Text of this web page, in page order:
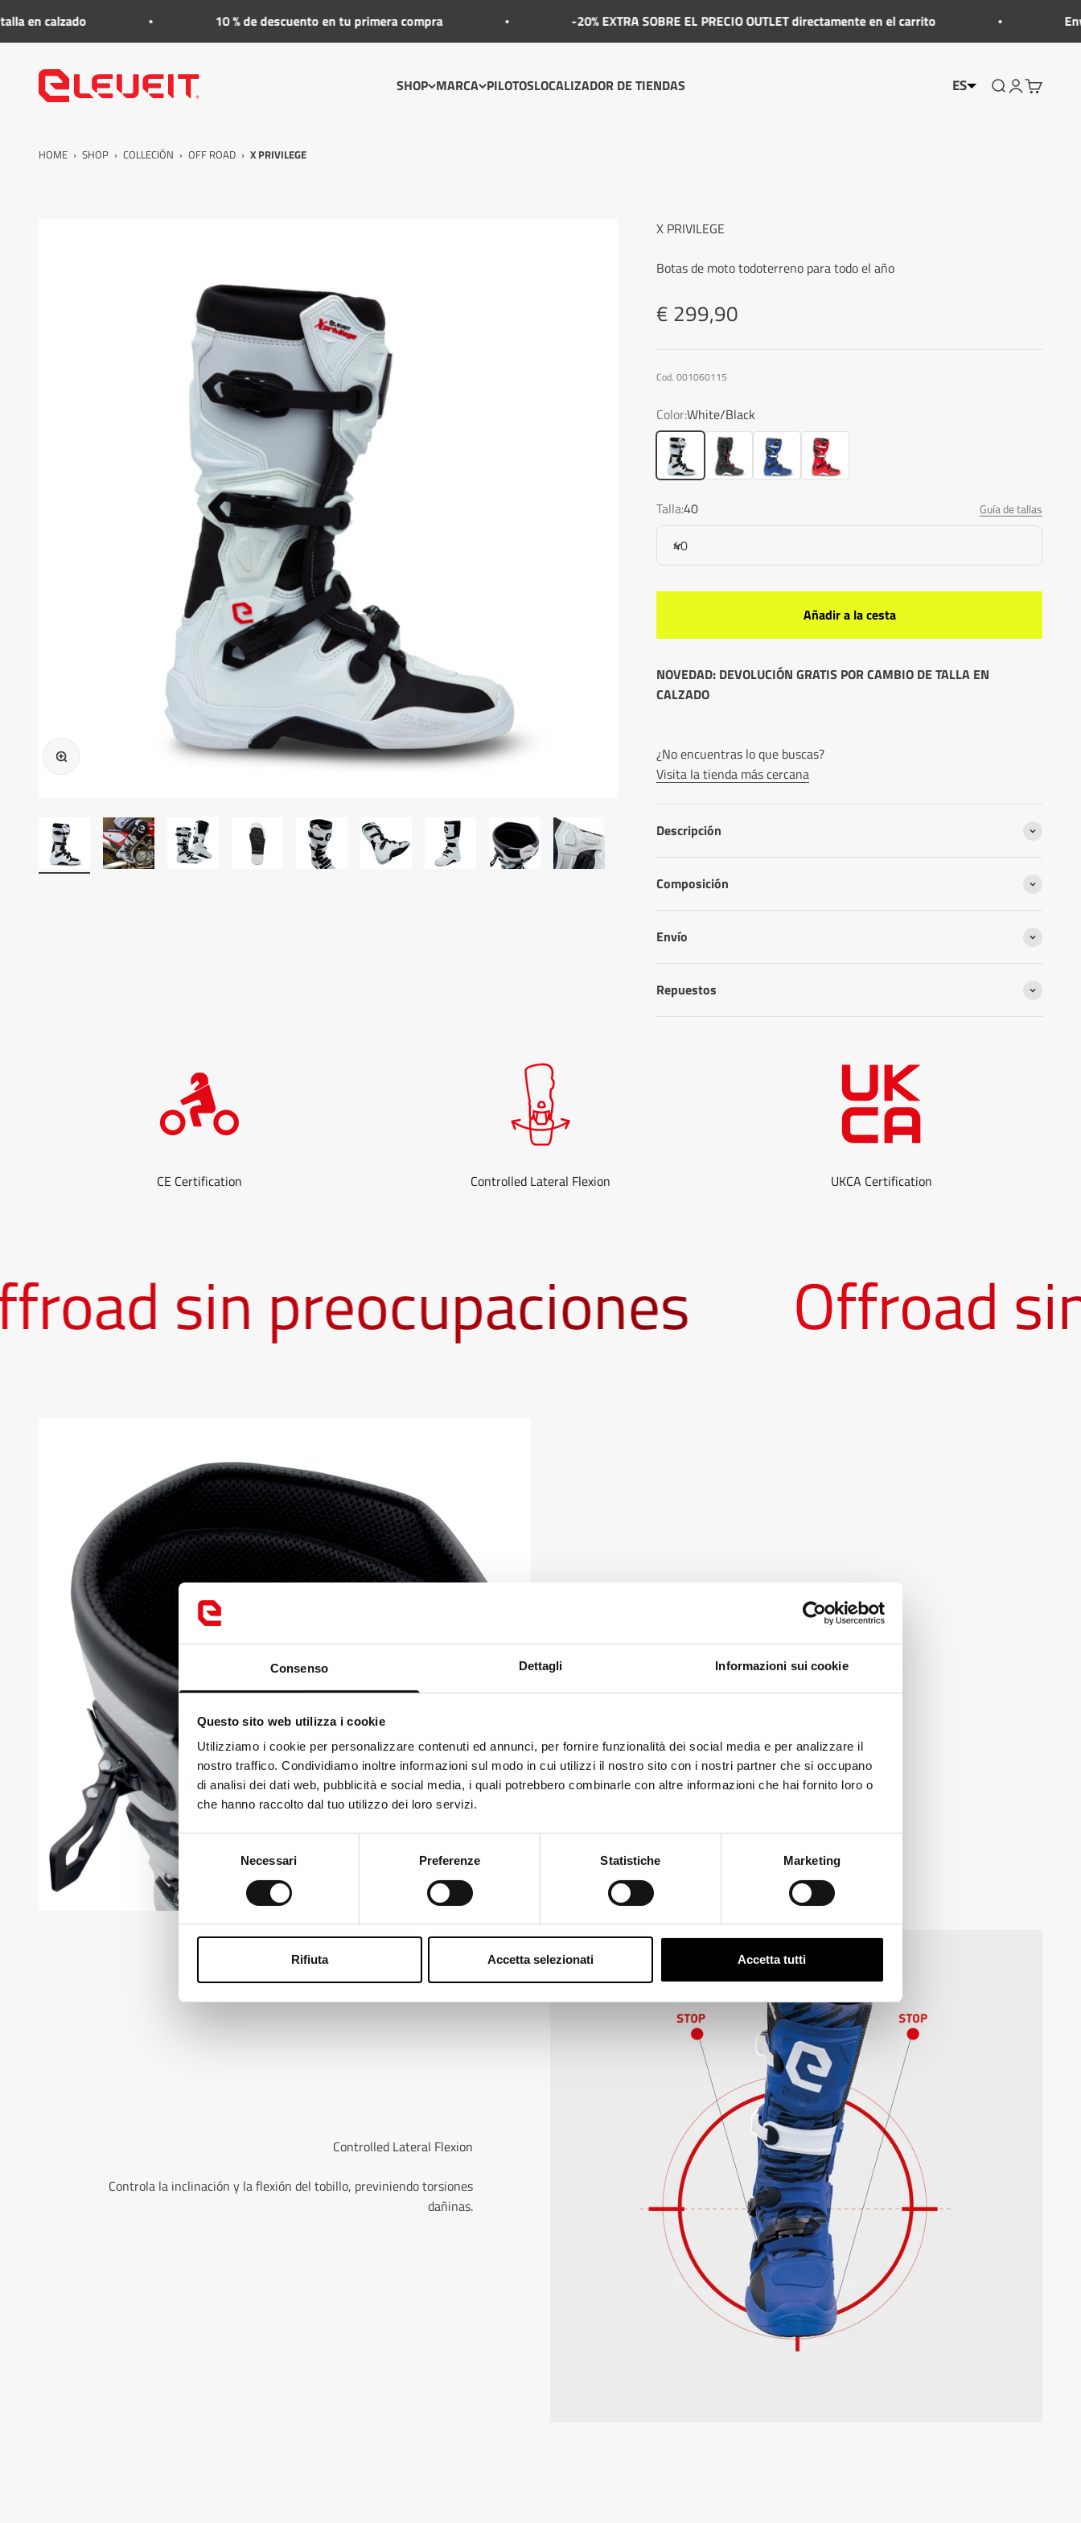
Consenso Dettagli Informazioni sui cookie
Questo sito web utilizza i cookie
Utilizziamo i cookie per personalizzare contenuti ed annunci, per fornire funzionalità dei social media e per analizzare il
nostro traffico. Condividiamo inoltre informazioni sul modo in cui utilizzi il nostro sito con i nostri partner che si occupano
di analisi dei dati web, pubblicità e social media, i quali potrebbero combinarle con altre informazioni che hai fornito loro o
che hanno raccolto dal tuo utilizzo dei loro servizi.
del
consenso
Necessari Preferenze Statistiche Marketing
Rifiuta Accetta selezionati Accetta tutti
10 % de descuento en tu primera compra -20% EXTRA SOBRE EL PRECIO OUTLET directamente en el carrito Envío
SHOP MARCA PILOTOSLOCALIZADOR DE TIENDAS
Eleveit ES Mostrar el
Cuenta
Mostrar
HOME › SHOP › COLLECIÓN › OFF ROAD › X PRIVILEGE
X PRIVILEGE
Botas de moto todoterreno para todo el año
Precio
€ 299,90
Cod. 001060115
Color:White/Black
White/Black
Black Blue Red
Talla:40 Guía de tallas
40
Añadir a la cesta
NOVEDAD: DEVOLUCIÓN GRATIS POR CAMBIO DE TALLA EN
CALZADO
¿No encuentras lo que buscas?
Visita la tienda más cercana
Descripción
Composición
Envío
Repuestos
CE Certification Controlled Lateral Flexion UKCA Certification
sin preocupaciones Offroad sin
Forro en malla
Controlled Lateral Flexion
Controla la inclinación y la flexión del tobillo, previniendo torsiones
dañinas.
Looks likeItalianis more preferred for you. Change language?
Italian